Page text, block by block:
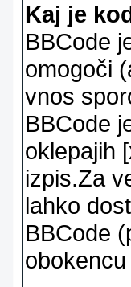
Kaj je
BBCode
omogoči
vnos
BBCode
oklepajih
izpis.Za
lahko
BBCode